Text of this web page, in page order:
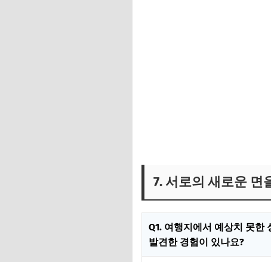
7. 서로의 새로운 면
Q1. 여행지에서 예상치 못한
발견한 경험이 있나요?